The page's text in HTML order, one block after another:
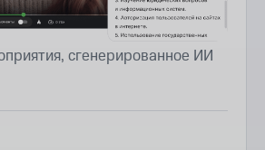
сгенерированное ИИ